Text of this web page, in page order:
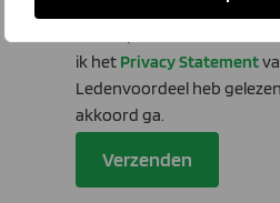
ik het Privacy Statement
Ledenvoordeel heb
akkoord ga.